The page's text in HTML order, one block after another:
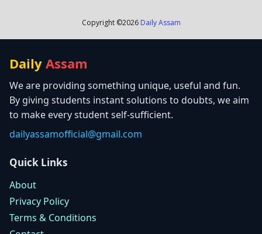
Copyright ©2026 Daily Assam
Daily Assam
We are providing something unique, useful and fun.
By giving students instant solutions to doubts, we aim
to make every student self-sufficient.
dailyassamofficial@gmail.com
Quick Links
About
Privacy Policy
Terms & Conditions